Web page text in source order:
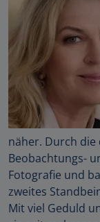
näher. Durch
Beobachtungs-
Fotografie und
zweites
Mit viel Geduld